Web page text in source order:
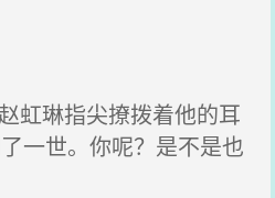
虹琳指尖撩拨着他的耳
一世。你呢？是不是也